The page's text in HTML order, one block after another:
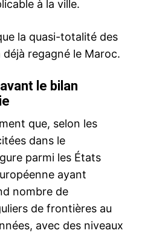
Tiflet : Trois individus
interpellés pour trafic de
drogues et de psychotropes
10 June 2025
In "Sécurité"